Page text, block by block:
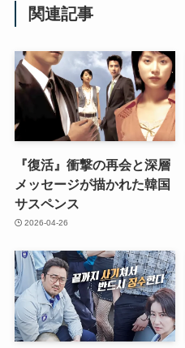
関連記事
『復活』衝撃の再会と深層
メッセージが描かれた韓国
サスペンス
2026-04-26